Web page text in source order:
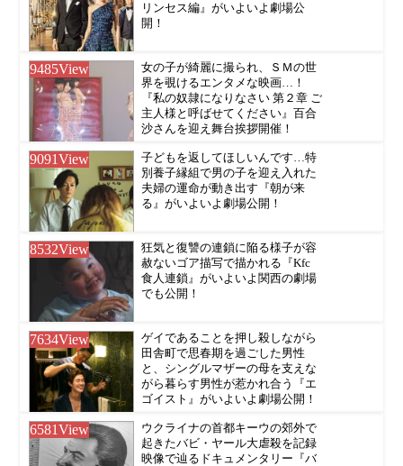
リンセス編』がいよいよ劇場公
開！
9485View
女の子が綺麗に撮られ、ＳＭの世
界を覗けるエンタメな映画…！
『私の奴隷になりなさい 第２章 ご
主人様と呼ばせてください』百合
沙さんを迎え舞台挨拶開催！
9091View
子どもを返してほしいんです…特
別養子縁組で男の子を迎え入れた
夫婦の運命が動き出す『朝が来
る』がいよいよ劇場公開！
8532View
狂気と復讐の連鎖に陥る様子が容
赦ないゴア描写で描かれる『Kfc
食人連鎖』がいよいよ関西の劇場
でも公開！
7634View
ゲイであることを押し殺しながら
田舎町で思春期を過ごした男性
と、シングルマザーの母を支えな
がら暮らす男性が惹かれ合う『エ
ゴイスト』がいよいよ劇場公開！
6581View
ウクライナの首都キーウの郊外で
起きたバビ・ヤール大虐殺を記録
映像で辿るドキュメンタリー『バ